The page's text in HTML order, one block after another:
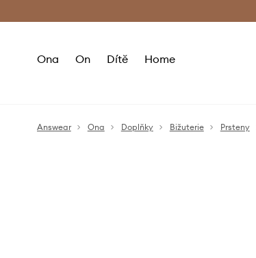
Ona On Dítě Home
Answear Ona Doplňky Bižuterie Prsteny